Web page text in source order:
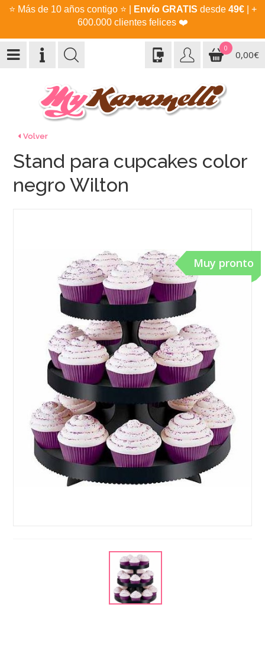
⭐ Más de 10 años contigo ⭐ Envío GRATIS desde 49€| +
600.000 clientes felices ❤️
0
0,00€
Volver
Muy pronto
Stand para cupcakes color
negro Wilton